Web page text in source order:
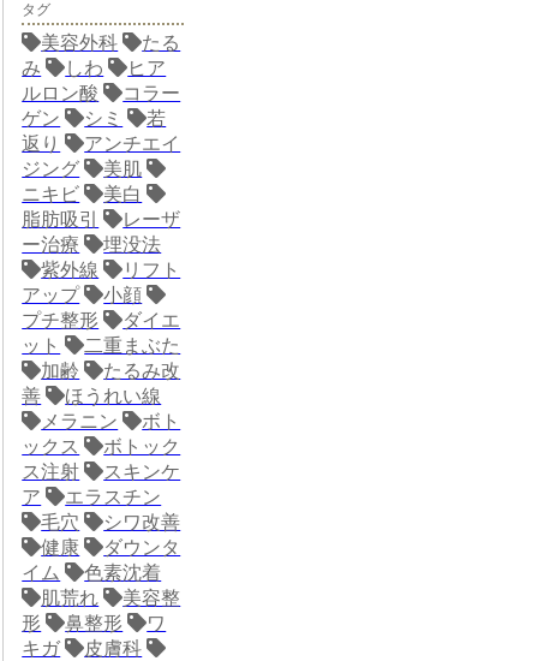
タグ
美容外科
たる
み
しわ
ヒア
ルロン酸
コラー
ゲン
シミ
若
返り
アンチエイ
ジング
美肌
ニキビ
美白
脂肪吸引
レーザ
ー治療
埋没法
紫外線
リフト
アップ
小顔
プチ整形
ダイエ
ット
二重まぶた
加齢
たるみ改
善
ほうれい線
メラニン
ボト
ックス
ボトック
ス注射
スキンケ
ア
エラスチン
毛穴
シワ改善
健康
ダウンタ
イム
色素沈着
肌荒れ
美容整
形
鼻整形
ワ
キガ
皮膚科